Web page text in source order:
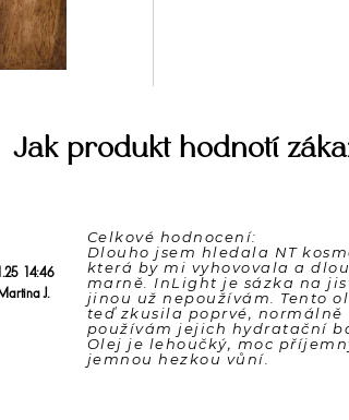
Jak produkt hodnotí
14:46
J.
Celkové hodnocení:
Dlouho jsem hledala NT
která by mi vyhovovala a
marně. InLight je sázka na
jinou už nepoužívám. Tento
teď zkusila poprvé, normálně
používám jejich hydratační
Olej je lehoučký, moc